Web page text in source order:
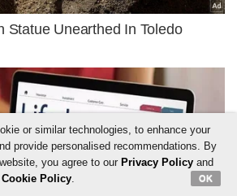
or similar technologies, to enhance your
provide personalised recommendations. By
you agree to our Privacy Policyand
Cookie Policy. OK